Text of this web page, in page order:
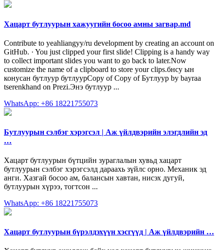
Хацарт бутлуурын хажуугийн босоо амны загвар.md
Contribute to yeahliangyy/ru development by creating an account on
GitHub. · You just clipped your first slide! Clipping is a handy way
to collect important slides you want to go back to later.Now
customize the name of a clipboard to store your clips.бнсу ын
конусан бутлуур бутлуурCopy of Copy of Бутлуур by bayraa
tserenkhand on Prezi.Энэ бутлуур ...
WhatsApp: +86 18221755073
Бутлуурын сэлбэг хэрэгсэл | Аж үйлдвэрийн элэгдлийн эд
…
Хацарт бутлуурын бүтцийн зураглалын хувьд хацарт
бутлуурын сэлбэг хэрэгсэлд дараахь зүйлс орно. Механик эд
анги. Хазгай босоо ам, балансын хавтан, нисэх дугуй,
бутлуурын хүрээ, тогтсон ...
WhatsApp: +86 18221755073
Хацарт бутлуурын бүрэлдэхүүн хэсгүүд | Аж үйлдвэрийн …